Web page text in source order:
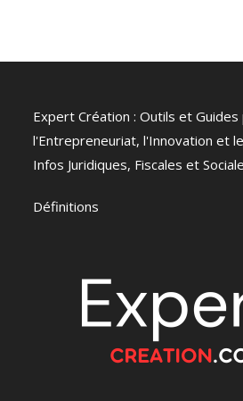
Expert Création : Outils et Guides
l'Entrepreneuriat, l'Innovation et
Infos Juridiques, Fiscales et
Définitions